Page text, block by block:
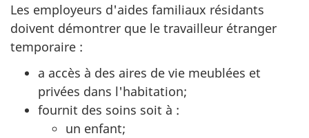
Les employeurs d'aides familiaux résidants
doivent démontrer que le travailleur étranger
temporaire :
a accès à des aires de vie meublées et
privées dans l'habitation;
fournit des soins soit à :
un enfant;